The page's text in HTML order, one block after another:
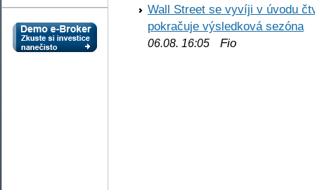
Wall Street se vyvíji v úvodu
pokračuje výsledková sezóna
06.08. 16:05 Fio